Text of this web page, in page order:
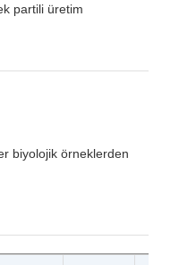
partili üretim
biyolojik örneklerden